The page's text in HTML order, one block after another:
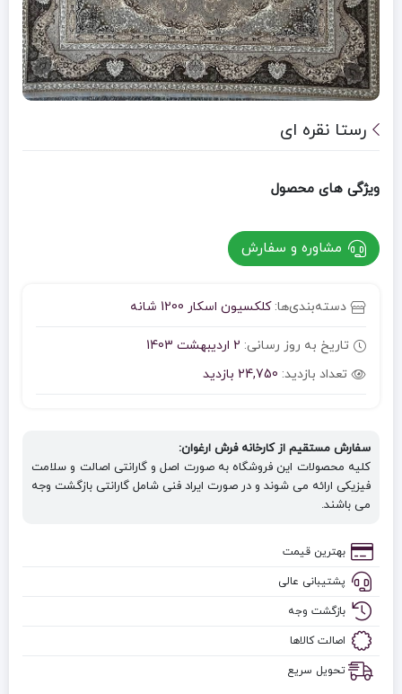
رستا نقره ای
ویژگی های محصول
مشاوره و سفارش
دسته‌بندی‌ها:کلکسیون اسکار 1200 شانه
تاریخ به روز رسانی: 2 اردیبهشت 1403
تعداد بازدید: 24,750 بازدید
سفارش مستقیم از کارخانه فرش ارغوان:
کلیه محصولات این فروشگاه به صورت اصل و گارانتی اصالت و سلامت
فیزیکی ارائه می شوند و در صورت ایراد فنی شامل گارانتی بازگشت وجه
می باشند.
بهترین قیمت
پشتیبانی عالی
بازگشت وجه
اصالت کالاها
تحویل سریع